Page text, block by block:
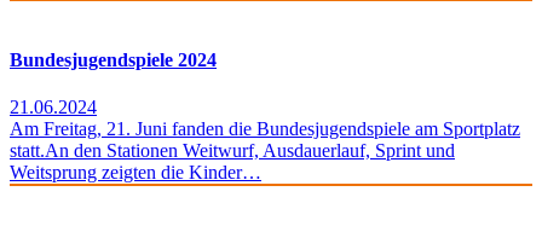
Bundesjugendspiele 2024
21.06.2024
Am Freitag, 21. Juni fanden die Bundesjugendspiele am Sportplatz
statt.An den Stationen Weitwurf, Ausdauerlauf, Sprint und
Weitsprung zeigten die Kinder…